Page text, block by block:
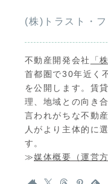
(株)トラスト・
不動産開発会社 「
首都圏で30年近く
を公開します。賃
理、地域との向き
言われがちな不動
人がより主体的に
す。
≫媒体概要（運営